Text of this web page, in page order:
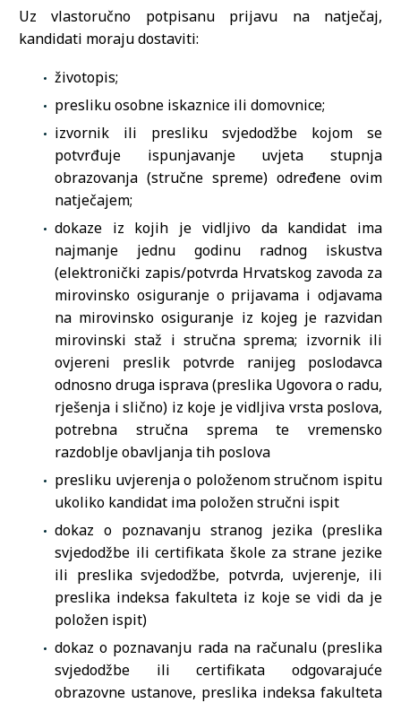
Uz vlastoručno potpisanu prijavu na natječaj,
kandidati moraju dostaviti:
životopis;
presliku osobne iskaznice ili domovnice;
izvornik ili presliku svjedodžbe kojom se
potvrđuje ispunjavanje uvjeta stupnja
obrazovanja (stručne spreme) određene ovim
natječajem;
dokaze iz kojih je vidljivo da kandidat ima
najmanje jednu godinu radnog iskustva
(elektronički zapis/potvrda Hrvatskog zavoda za
mirovinsko osiguranje o prijavama i odjavama
na mirovinsko osiguranje iz kojeg je razvidan
mirovinski staž i stručna sprema; izvornik ili
ovjereni preslik potvrde ranijeg poslodavca
odnosno druga isprava (preslika Ugovora o radu,
rješenja i slično) iz koje je vidljiva vrsta poslova,
potrebna stručna sprema te vremensko
razdoblje obavljanja tih poslova
presliku uvjerenja o položenom stručnom ispitu
ukoliko kandidat ima položen stručni ispit
dokaz o poznavanju stranog jezika (preslika
svjedodžbe ili certifikata škole za strane jezike
ili preslika svjedodžbe, potvrda, uvjerenje, ili
preslika indeksa fakulteta iz koje se vidi da je
položen ispit)
dokaz o poznavanju rada na računalu (preslika
svjedodžbe ili certifikata odgovarajuće
obrazovne ustanove, preslika indeksa fakulteta